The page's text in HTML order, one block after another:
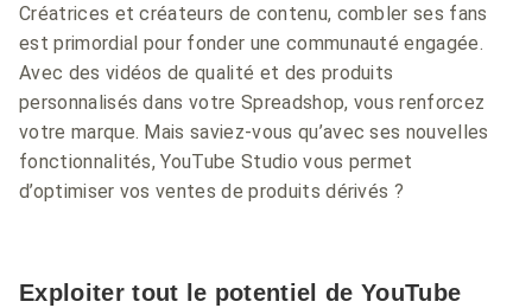
Créatrices et créateurs de contenu, combler ses fans
est primordial pour fonder une communauté engagée.
Avec des vidéos de qualité et des produits
personnalisés dans votre Spreadshop, vous renforcez
votre marque. Mais saviez-vous qu’avec ses nouvelles
fonctionnalités, YouTube Studio vous permet
d’optimiser vos ventes de produits dérivés ?
Exploiter tout le potentiel de YouTube